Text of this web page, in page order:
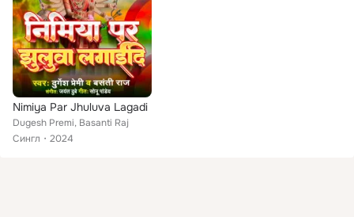
Nimiya Par Jhuluva Lagadi
Dugesh Premi, Basanti Raj
Сингл
2024